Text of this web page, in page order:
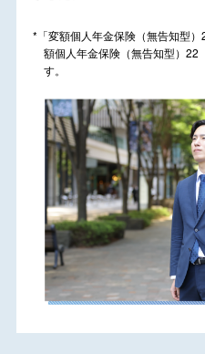
*「変額個人年金保険（無告知型
額個人年金保険（無告知型）22
す。